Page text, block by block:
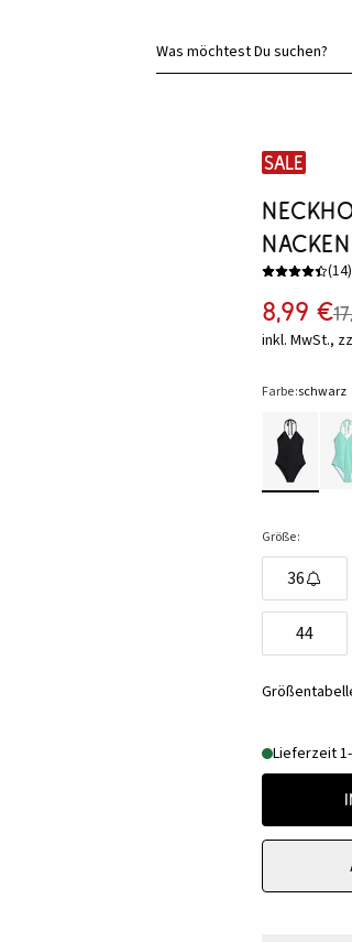
Was möchtest Du suchen?
SALE
(14)
8,99 €
inkl. MwSt.,
Farbe:schwarz
Größe:
36
44
Lieferzeit